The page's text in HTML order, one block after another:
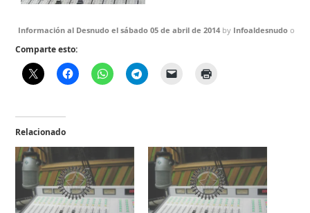
Información al Desnudo el sábado 05 de abril de 2014 by Infoaldesnudo on
Comparte esto:
Relacionado